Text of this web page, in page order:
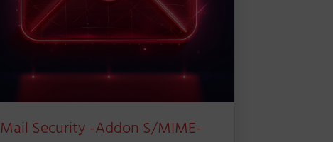
Mail Security -Addon S/MIME-